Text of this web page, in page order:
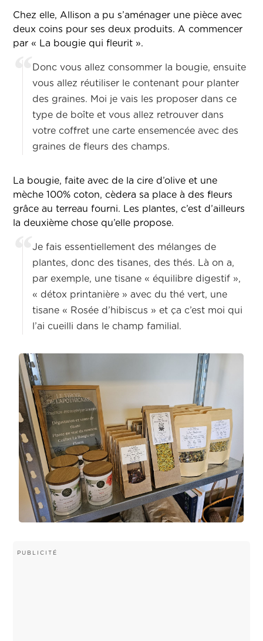
Chez elle, Allison a pu s’aménager une pièce avec
deux coins pour ses deux produits. A commencer
par « La bougie qui fleurit ».
Donc vous allez consommer la bougie, ensuite
vous allez réutiliser le contenant pour planter
des graines. Moi je vais les proposer dans ce
type de boîte et vous allez retrouver dans
votre coffret une carte ensemencée avec des
graines de fleurs des champs.
La bougie, faite avec de la cire d’olive et une
mèche 100% coton, cèdera sa place à des fleurs
grâce au terreau fourni. Les plantes, c’est d’ailleurs
la deuxième chose qu’elle propose.
Je fais essentiellement des mélanges de
plantes, donc des tisanes, des thés. Là on a,
par exemple, une tisane « équilibre digestif »,
« détox printanière » avec du thé vert, une
tisane « Rosée d’hibiscus » et ça c’est moi qui
l’ai cueilli dans le champ familial.